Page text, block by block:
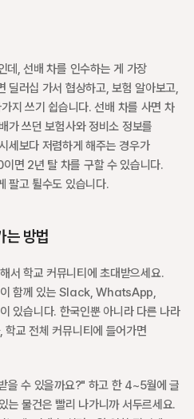
데, 선배 차를 인수하는 게 가장
딜러십 가서 협상하고, 보험 알아보고,
지 쓰기 쉽습니다. 선배 차를 사면 차
가 쓰던 보험사와 정비소 정보를
세보다 저렴하게 해주는 경우가
면 2년 탈 차를 구할 수 있습니다.
팔고 튈수도 있습니다.
는 방법
서 학교 커뮤니티에 초대받으세요.
이 함께 있는 Slack, WhatsApp,
습니다. 한국인뿐 아니라 다른 나라
교 전체 커뮤니티에 들어가면
을 수 있을까요?" 하고 한 4~5월에 글
는 물건은 빨리 나가니까 서두르세요.